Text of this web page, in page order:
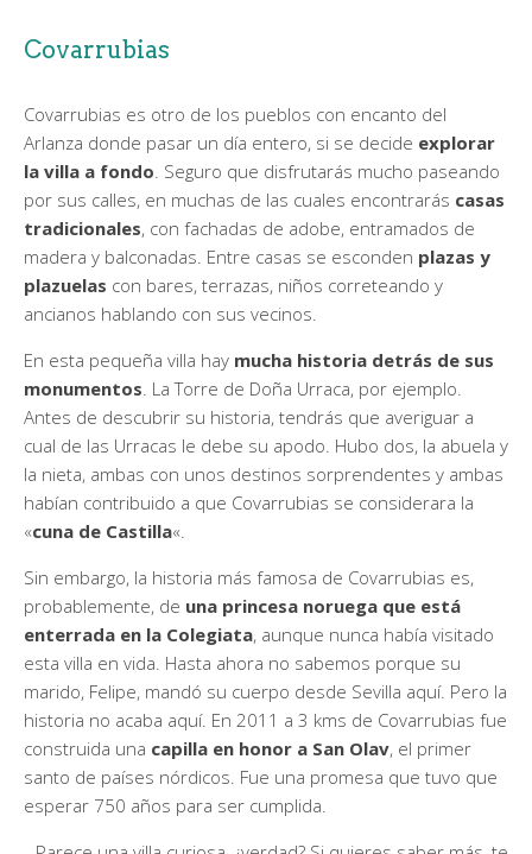
Covarrubias
Covarrubias es otro de los pueblos con encanto del
Arlanza donde pasar un día entero, si se decide explorar
la villa a fondo. Seguro que disfrutarás mucho paseando
por sus calles, en muchas de las cuales encontrarás casas
tradicionales, con fachadas de adobe, entramados de
madera y balconadas. Entre casas se esconden plazas y
plazuelas con bares, terrazas, niños correteando y
ancianos hablando con sus vecinos.
En esta pequeña villa hay mucha historia detrás de sus
monumentos. La Torre de Doña Urraca, por ejemplo.
Antes de descubrir su historia, tendrás que averiguar a
cual de las Urracas le debe su apodo. Hubo dos, la abuela y
la nieta, ambas con unos destinos sorprendentes y ambas
habían contribuido a que Covarrubias se considerara la
«cuna de Castilla«.
Sin embargo, la historia más famosa de Covarrubias es,
probablemente, de una princesa noruega que está
enterrada en la Colegiata, aunque nunca había visitado
esta villa en vida. Hasta ahora no sabemos porque su
marido, Felipe, mandó su cuerpo desde Sevilla aquí. Pero la
historia no acaba aquí. En 2011 a 3 kms de Covarrubias fue
construida una capilla en honor a San Olav, el primer
santo de países nórdicos. Fue una promesa que tuvo que
esperar 750 años para ser cumplida.